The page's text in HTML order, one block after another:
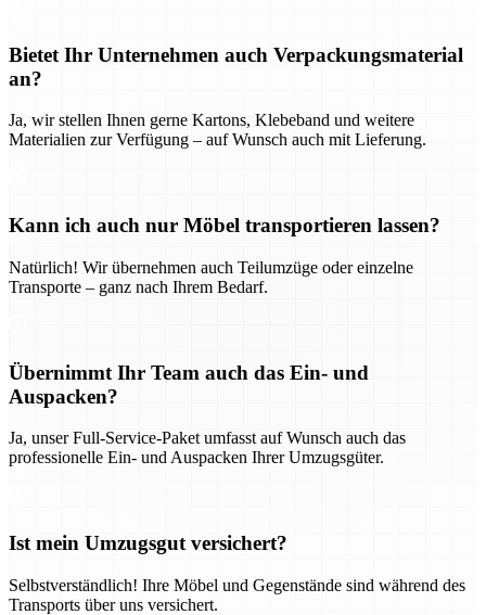
Bietet Ihr Unternehmen auch Verpackungsmaterial
an?
Ja, wir stellen Ihnen gerne Kartons, Klebeband und weitere
Materialien zur Verfügung – auf Wunsch auch mit Lieferung.
Kann ich auch nur Möbel transportieren lassen?
Natürlich! Wir übernehmen auch Teilumzüge oder einzelne
Transporte – ganz nach Ihrem Bedarf.
Übernimmt Ihr Team auch das Ein- und
Auspacken?
Ja, unser Full-Service-Paket umfasst auf Wunsch auch das
professionelle Ein- und Auspacken Ihrer Umzugsgüter.
Ist mein Umzugsgut versichert?
Selbstverständlich! Ihre Möbel und Gegenstände sind während des
Transports über uns versichert.